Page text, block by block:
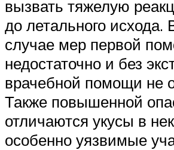
вызвать тяжелую
до летального исхода.
случае мер первой
недостаточно и без
врачебной помощи не
Также повышенной
отличаются укусы в
особенно уязвимые